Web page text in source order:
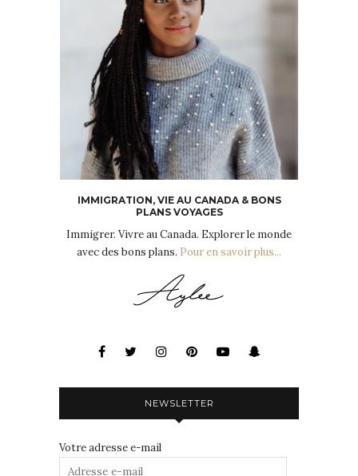
IMMIGRATION, VIE AU CANADA & BONS
PLANS VOYAGES
Immigrer. Vivre au Canada. Explorer le monde
avec des bons plans. Pour en savoir plus...
NEWSLETTER
Votre adresse e-mail
Adresse